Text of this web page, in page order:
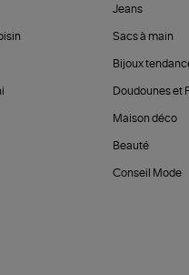
Jeans
Sacs à main
Bijoux
Doudounes et
Maison déco
Beauté
Conseil Mode